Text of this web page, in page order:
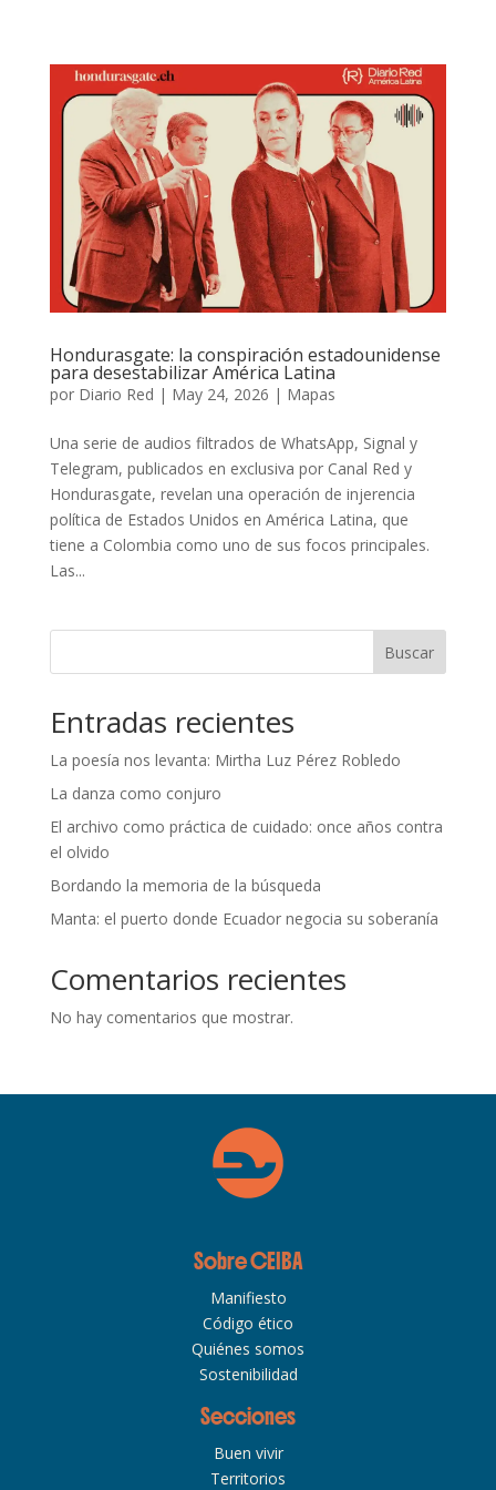
Hondurasgate: la conspiración estadounidense
para desestabilizar América Latina
por Diario Red | May 24, 2026 | Mapas
Una serie de audios filtrados de WhatsApp, Signal y
Telegram, publicados en exclusiva por Canal Red y
Hondurasgate, revelan una operación de injerencia
política de Estados Unidos en América Latina, que
tiene a Colombia como uno de sus focos principales.
Las...
Buscar
Entradas recientes
La poesía nos levanta: Mirtha Luz Pérez Robledo
La danza como conjuro
El archivo como práctica de cuidado: once años contra
el olvido
Bordando la memoria de la búsqueda
Manta: el puerto donde Ecuador negocia su soberanía
Comentarios recientes
No hay comentarios que mostrar.
Sobre CEIBA
Manifiesto
Código ético
Quiénes somos
Sostenibilidad
Secciones
Buen vivir
Territorios